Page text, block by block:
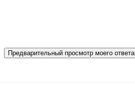
Предварительный просмотр моего ответа